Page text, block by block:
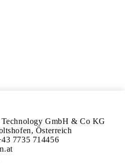
GmbH & Co KG
Österreich
7735 714456